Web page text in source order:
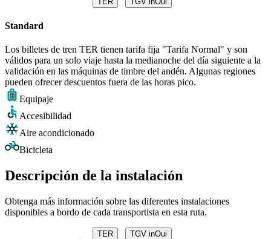
Standard
Los billetes de tren TER tienen tarifa fija "Tarifa Normal" y son
válidos para un solo viaje hasta la medianoche del día siguiente a la
validación en las máquinas de timbre del andén. Algunas regiones
pueden ofrecer descuentos fuera de las horas pico.
Equipaje
Accesibilidad
Aire acondicionado
Bicicleta
Descripción de la instalación
Obtenga más información sobre las diferentes instalaciones
disponibles a bordo de cada transportista en esta ruta.
TER TGV inOui